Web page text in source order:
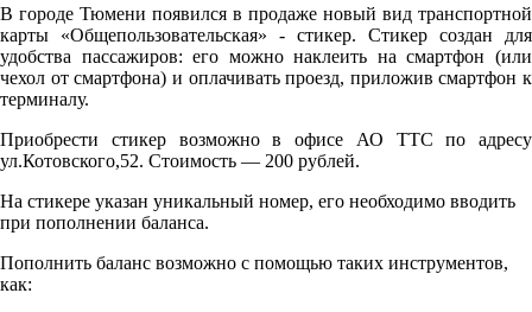
В городе Тюмени появился в продаже новый вид транспортной
карты «Общепользовательская» - стикер. Стикер создан для
удобства пассажиров: его можно наклеить на смартфон (или
чехол от смартфона) и оплачивать проезд, приложив смартфон к
терминалу.
Приобрести стикер возможно в офисе АО ТТС по адресу
ул.Котовского,52. Стоимость — 200 рублей.
На стикере указан уникальный номер, его необходимо вводить
при пополнении баланса.
Пополнить баланс возможно с помощью таких инструментов,
как: